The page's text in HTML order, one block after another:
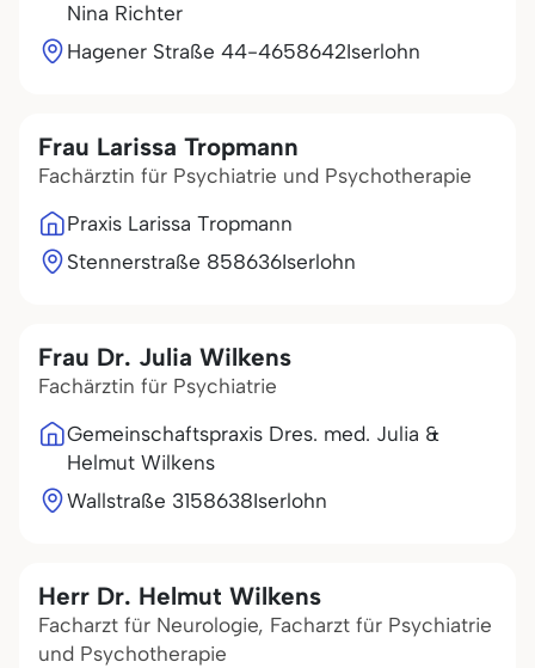
Nina Richter
Hagener Straße 44-4658642Iserlohn
Frau Larissa Tropmann
Fachärztin für Psychiatrie und Psychotherapie
Praxis Larissa Tropmann
Stennerstraße 858636Iserlohn
Frau Dr. Julia Wilkens
Fachärztin für Psychiatrie
Gemeinschaftspraxis Dres. med. Julia &
Helmut Wilkens
Wallstraße 3158638Iserlohn
Herr Dr. Helmut Wilkens
Facharzt für Neurologie, Facharzt für Psychiatrie
und Psychotherapie